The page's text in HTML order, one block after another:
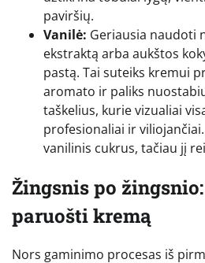
paviršių.
Vanilė: Geriausia naudoti
ekstraktą arba aukštos
pastą. Tai suteiks kremui
aromato ir paliks
taškelius, kurie vizualiai
profesionaliai ir
vanilinis cukrus, tačiau jį
Žingsnis po
paruošti kremą
Nors gaminimo procesas iš